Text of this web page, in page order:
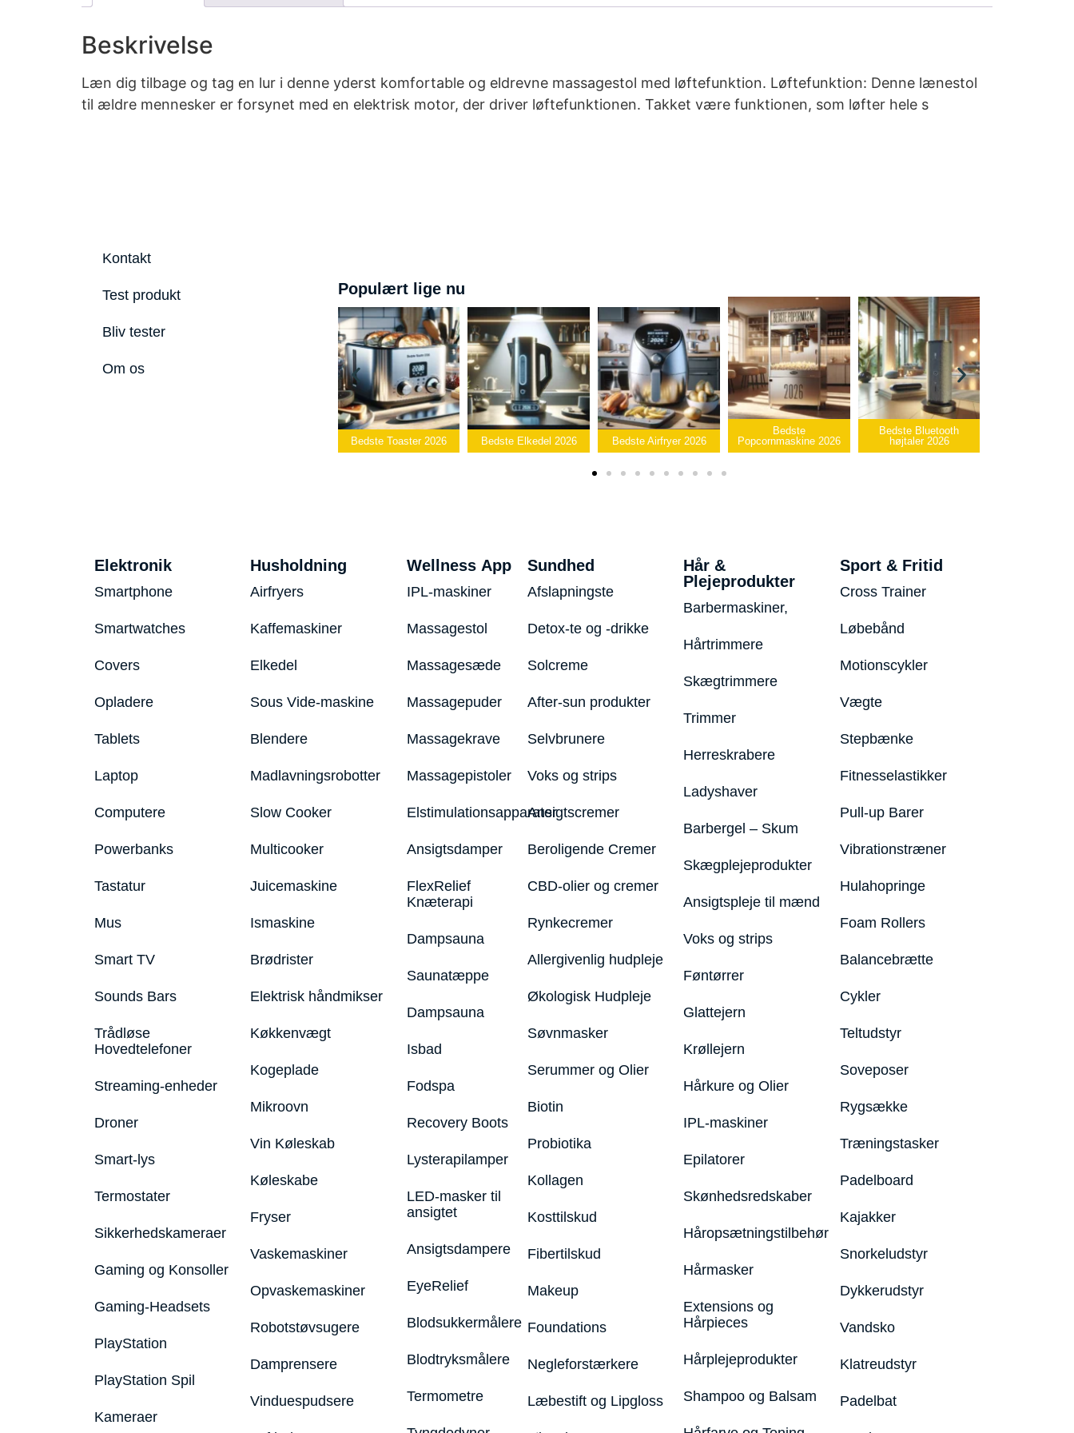
Beskrivelse
Læn dig tilbage og tag en lur i denne yderst komfortable og eldrevne massagestol med løftefunktion. Løftefunktion: Denne lænestol
til ældre mennesker er forsynet med en elektrisk motor, der driver løftefunktionen. Takket være funktionen, som løfter hele s
Kontakt
Test produkt
Bliv tester
Om os
Populært lige nu
Bedste Elkedel 2026 Bedste Airfryer 2026
Bedste
Popcornmaskine 2026
Bedste Bluetooth
højtaler 2026
Bedste infrarøde
varmepude 2026
Elektronik
Smartphone
Smartwatches
Covers
Opladere
Tablets
Laptop
Computere
Powerbanks
Tastatur
Mus
Smart TV
Sounds Bars
Trådløse
Hovedtelefoner
Streaming-enheder
Droner
Smart-lys
Termostater
Sikkerhedskameraer
Gaming og Konsoller
Gaming-Headsets
PlayStation
PlayStation Spil
Kameraer
Husholdning
Airfryers
Kaffemaskiner
Elkedel
Sous Vide-maskine
Blendere
Madlavningsrobotter
Slow Cooker
Multicooker
Juicemaskine
Ismaskine
Brødrister
Elektrisk håndmikser
Køkkenvægt
Kogeplade
Mikroovn
Vin Køleskab
Køleskabe
Fryser
Vaskemaskiner
Opvaskemaskiner
Robotstøvsugere
Damprensere
Vinduespudsere
Wellness App
IPL-maskiner
Massagestol
Massagesæde
Massagepuder
Massagekrave
Massagepistoler
Elstimulationsapparater
Ansigtsdamper
FlexRelief
Knæterapi
Dampsauna
Saunatæppe
Dampsauna
Isbad
Fodspa
Recovery Boots
Lysterapilamper
LED-masker til
ansigtet
Ansigtsdampere
EyeRelief
Blodsukkermålere
Blodtryksmålere
Termometre
Sundhed
Afslapningste
Detox-te og -drikke
Solcreme
After-sun produkter
Selvbrunere
Voks og strips
Ansigtscremer
Beroligende Cremer
CBD-olier og cremer
Rynkecremer
Allergivenlig hudpleje
Økologisk Hudpleje
Søvnmasker
Serummer og Olier
Biotin
Probiotika
Kollagen
Kosttilskud
Fibertilskud
Makeup
Foundations
Negleforstærkere
Læbestift og Lipgloss
Hår &
Plejeprodukter
Barbermaskiner,
Hårtrimmere
Skægtrimmere
Trimmer
Herreskrabere
Ladyshaver
Barbergel – Skum
Skægplejeprodukter
Ansigtspleje til mænd
Voks og strips
Føntørrer
Glattejern
Krøllejern
Hårkure og Olier
IPL-maskiner
Epilatorer
Skønhedsredskaber
Håropsætningstilbehør
Hårmasker
Extensions og
Hårpieces
Hårplejeprodukter
Shampoo og Balsam
Sport & Fritid
Cross Trainer
Løbebånd
Motionscykler
Vægte
Stepbænke
Fitnesselastikker
Pull-up Barer
Vibrationstræner
Hulahopringe
Foam Rollers
Balancebrætte
Cykler
Teltudstyr
Soveposer
Rygsække
Træningstasker
Padelboard
Kajakker
Snorkeludstyr
Dykkerudstyr
Vandsko
Klatreudstyr
Padelbat